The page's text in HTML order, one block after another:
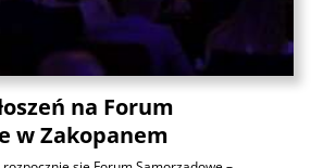
na Forum
w Zakopanem